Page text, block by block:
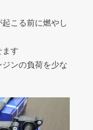
こる前に燃やし
ます
ンの負荷を少な